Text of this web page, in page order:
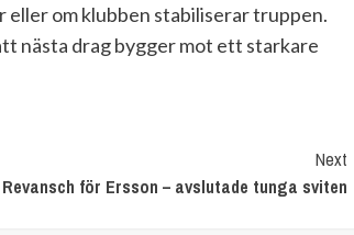
om klubben stabiliserar truppen.
nästa drag bygger mot ett starkare
Next
Revansch för Ersson – avslutade tunga sviten